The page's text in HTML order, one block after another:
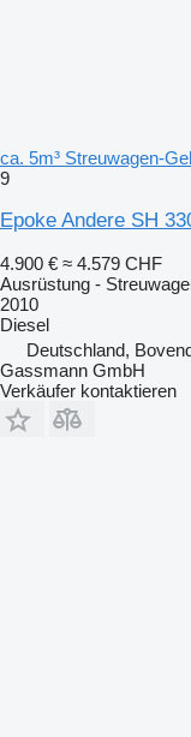
ca. 5m³ Streuwagen-
9
Epoke Andere SH
4.900 € ≈ 4.579 CHF
Ausrüstung -
2010
Diesel
Deutschland,
Gassmann GmbH
Verkäufer kontaktieren